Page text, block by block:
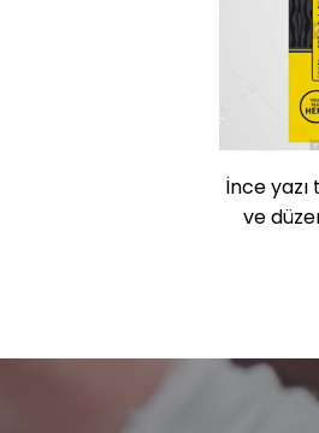
İnce
ve